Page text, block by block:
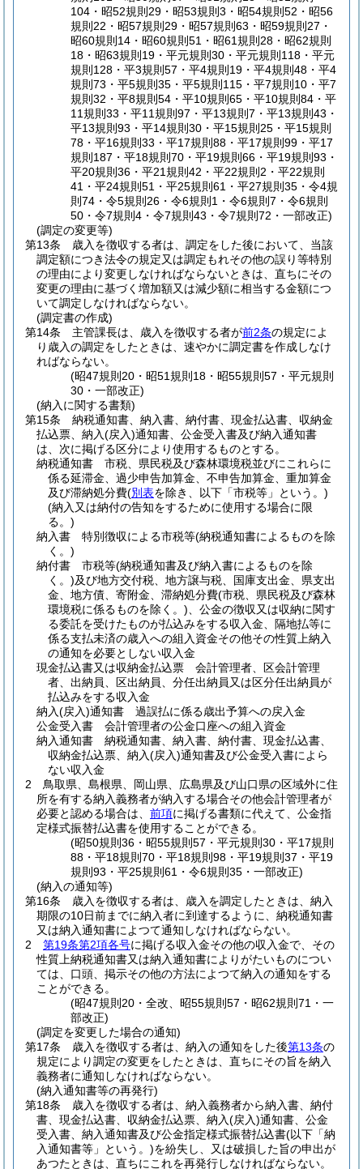
104・昭52規則29・昭53規則3・昭54規則52・昭56
規則22・昭57規則29・昭57規則63・昭59規則27・
昭60規則14・昭60規則51・昭61規則28・昭62規則
18・昭63規則19・平元規則30・平元規則118・平元
規則128・平3規則57・平4規則19・平4規則48・平4
規則73・平5規則35・平5規則115・平7規則10・平7
規則32・平8規則54・平10規則65・平10規則84・平
11規則33・平11規則97・平13規則7・平13規則43・
平13規則93・平14規則30・平15規則25・平15規則
78・平16規則33・平17規則88・平17規則99・平17
規則187・平18規則70・平19規則66・平19規則93・
平20規則36・平21規則42・平22規則2・平22規則
41・平24規則51・平25規則61・平27規則35・令4規
則74・令5規則26・令6規則1・令6規則7・令6規則
50・令7規則4・令7規則43・令7規則72・一部改正)
(調定の変更等)
第13条
歳入を徴収する者は、調定をした後において、当該
調定額につき法令の規定又は調定もれその他の誤り等特別
の理由により変更しなければならないときは、直ちにその
変更の理由に基づく増加額又は減少額に相当する金額につ
いて調定しなければならない。
(調定書の作成)
第14条
主管課長は、歳入を徴収する者が前2条の規定によ
り歳入の調定をしたときは、速やかに調定書を作成しなけ
ればならない。
(昭47規則20・昭51規則18・昭55規則57・平元規則
30・一部改正)
(納入に関する書類)
第15条
納税通知書、納入書、納付書、現金払込書、収納金
払込票、納入(戻入)通知書、公金受入書及び納入通知書
は、次に掲げる区分により使用するものとする。
納税通知書 市税、県民税及び森林環境税並びにこれらに
係る延滞金、過少申告加算金、不申告加算金、重加算金
及び滞納処分費(別表を除き、以下「市税等」という。)
(納入又は納付の告知をするために使用する場合に限
る。)
納入書 特別徴収による市税等(納税通知書によるものを除
く。)
納付書 市税等(納税通知書及び納入書によるものを除
く。)及び地方交付税、地方譲与税、国庫支出金、県支出
金、地方債、寄附金、滞納処分費(市税、県民税及び森林
環境税に係るものを除く。) 、公金の徴収又は収納に関す
る委託を受けたものが払込みをする収入金、隔地払等に
係る支払未済の歳入への組入資金その他その性質上納入
の通知を必要としない収入金
現金払込書又は収納金払込票 会計管理者、区会計管理
者、出納員、区出納員、分任出納員又は区分任出納員が
払込みをする収入金
納入(戻入)通知書 過誤払に係る歳出予算への戻入金
公金受入書 会計管理者の公金口座への組入資金
納入通知書 納税通知書、納入書、納付書、現金払込書、
収納金払込票、納入(戻入)通知書及び公金受入書によら
ない収入金
2
鳥取県、島根県、岡山県、広島県及び山口県の区域外に住
所を有する納入義務者が納入する場合その他会計管理者が
必要と認める場合は、 前項に掲げる書類に代えて、公金指
定様式振替払込書を使用することができる。
(昭50規則36・昭55規則57・平元規則30・平17規則
88・平18規則70・平18規則98・平19規則37・平19
規則93・平25規則61・令6規則35・一部改正)
(納入の通知等)
第16条
歳入を徴収する者は、歳入を調定したときは、納入
期限の10日前までに納入者に到達するように、納税通知書
又は納入通知書によつて通知しなければならない。
2
第19条第2項各号に掲げる収入金その他の収入金で、その
性質上納税通知書又は納入通知書によりがたいものについ
ては、口頭、掲示その他の方法によつて納入の通知をする
ことができる。
(昭47規則20・全改、昭55規則57・昭62規則71・一
部改正)
(調定を変更した場合の通知)
第17条
歳入を徴収する者は、納入の通知をした後第13条の
規定により調定の変更をしたときは、直ちにその旨を納入
義務者に通知しなければならない。
(納入通知書等の再発行)
第18条
歳入を徴収する者は、納入義務者から納入書、納付
書、現金払込書、収納金払込票、納入(戻入)通知書、公金
受入書、納入通知書及び公金指定様式振替払込書(以下「納
入通知書等」という。)を紛失し、又は破損した旨の申出が
あつたときは、直ちにこれを再発行しなければならない。